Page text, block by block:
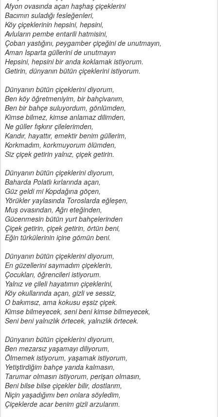
Afyon ovasında açan haşhaş çiçeklerini
Bacımın suladığı fesleğenleri,
Köy çiçeklerinin hepsini, hepsini,
Avluların pembe entarili hatmisini,
Çoban yastığını, peygamber çiçeğini de unutmayın,
Aman Isparta güllerini de unutmayın
Hepsini, hepsini bir anda koklamak istiyorum.
Getirin, dünyanın bütün çiçeklerini istiyorum.
Dünyanın bütün çiçeklerini diyorum,
Ben köy öğretmeniyim, bir bahçivanım,
Ben bir bahçe suluyordum, gönlümden,
Kimse bilmez, kimse anlamaz dilimden,
Ne güller fışkırır çilelerimden,
Kandır, hayattır, emektir benim güllerim,
Korkmadım, korkmuyorum ölümden,
Siz çiçek getirin yalnız, çiçek getirin.
Dünyanın bütün çiçeklerini diyorum,
Baharda Polatlı kırlarında açan,
Güz geldi mi Kopdağına göçen,
Yörükler yaylasında Toroslarda eğleşen,
Muş ovasından, Ağrı eteğinden,
Gücenmesin bütün yurt bahçelerinden
Çiçek getirin, çiçek getirin, örtün beni,
Eğin türkülerinin içine gömün beni.
Dünyanın bütün çiçeklerini diyorum,
En güzellerini saymadım çiçeklerin,
Çocukları, öğrencileri istiyorum.
Yalnız ve çileli hayatımın çiçeklerini,
Köy okullarında açan, gizli ve sessiz,
O bakımsız, ama kokusu eşsiz çiçek.
Kimse bilmeyecek, seni beni kimse bilmeyecek,
Seni beni yalnızlık örtecek, yalnızlık örtecek.
Dünyanın bütün çiçeklerini diyorum,
Ben mezarsız yaşamayı diliyorum,
Ölmemek istiyorum, yaşamak istiyorum,
Yetiştirdiğim bahçe yarıda kalmasın,
Tarumar olmasın istiyorum, perişan olmasın,
Beni bilse bilse çiçekler bilir, dostlarım,
Niçin yaşadığımı ben onlara söyledim,
Çiçeklerde acar benim gizli arzularım.